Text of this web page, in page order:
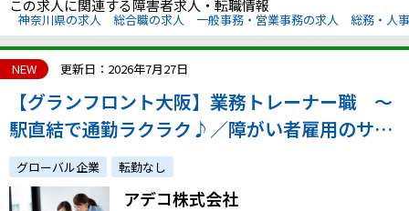
この求人に関連する障害者求人・転職情報
神奈川県の求人 総合職の求人 一般事務・営業事務の求人 総務・人
NEW 更新日：2026年7月27日
【グランフロント大阪】業務トレーナー職 ～
駅直結で通勤ラクラク♪／障がい者雇用のサポ
ートスタッフ（業務指導・定着支援）◆経験者
優遇～
グローバル企業 転勤なし
アデコ株式会社